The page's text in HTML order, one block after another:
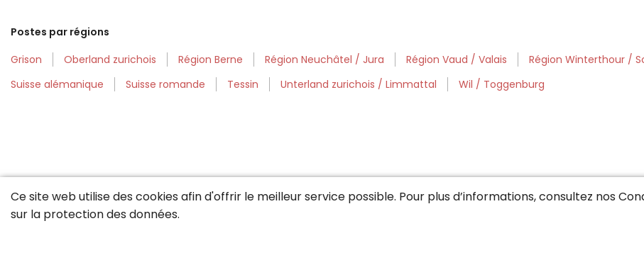
Postes par régions
Grison
Oberland zurichois Région Berne Région Neuchâtel / Jura Région Vaud / Valais Région Winterthour /
Suisse alémanique
Suisse romande Tessin Unterland zurichois / Limmattal Wil / Toggenburg
Ce site web utilise des cookies afin d'offrir le meilleur service possible. Pour plus d’informations, consultez nos
sur la protection des données.